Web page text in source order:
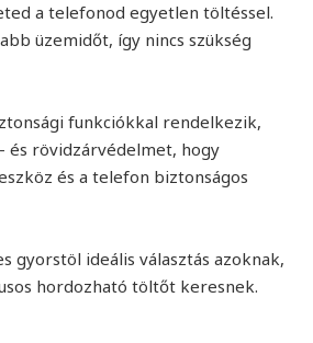
a telefonod egyetlen töltéssel.
üzemidőt, így nincs szükség
funkciókkal rendelkezik,
és rövidzárvédelmet, hogy
és a telefon biztonságos
gyorstöl ideális választás azoknak,
hordozható töltőt keresnek.